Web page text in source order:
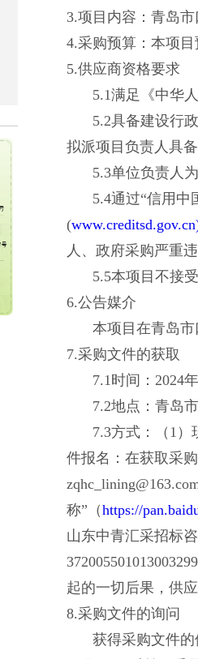
3.项目内容： 青岛
4.采购预算： 本项目
5.供应商资格要求
5.1满足《中华
5.2具备建设行
拟派项目负责人具
5.3单位负责人
5.4通过“信用中
(
人、政府采购严重
5.5本项目不接
6.公告媒介
本项目在青岛市
7.采购文件的获取
7.1时间：2024
7.2地点：青岛
7.3方式：（1
件报名：在获取采
称”（https://
山东中青汇采招标
起的一切后果，供应
8.采购文件的询问
获得采购文件